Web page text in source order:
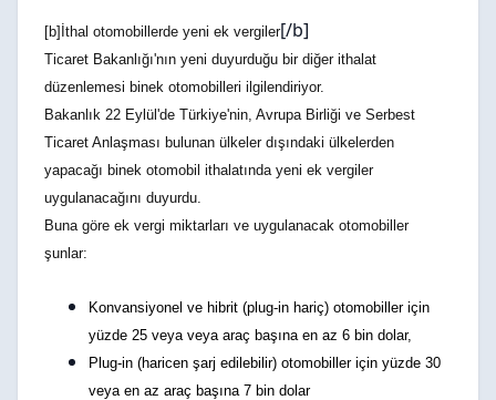
[b]İthal otomobillerde yeni ek vergiler[/b]
Ticaret Bakanlığı'nın yeni duyurduğu bir diğer ithalat
düzenlemesi binek otomobilleri ilgilendiriyor.
Bakanlık 22 Eylül'de Türkiye'nin, Avrupa Birliği ve Serbest
Ticaret Anlaşması bulunan ülkeler dışındaki ülkelerden
yapacağı binek otomobil ithalatında yeni ek vergiler
uygulanacağını duyurdu.
Buna göre ek vergi miktarları ve uygulanacak otomobiller
şunlar:
Konvansiyonel ve hibrit (plug-in hariç) otomobiller için
yüzde 25 veya veya araç başına en az 6 bin dolar,
Plug-in (haricen şarj edilebilir) otomobiller için yüzde 30
veya en az araç başına 7 bin dolar